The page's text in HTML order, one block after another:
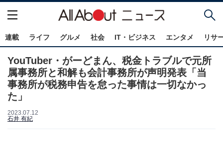
連載 ライフ グルメ 社会 IT・ビジネス エンタメ リサ
YouTuber・がーどまん、税金トラブルで元所
属事務所と和解も会計事務所が声明発表「当
事務所が税務申告を怠った事情は一切なかっ
た」
2023.07.12
石井 有紀